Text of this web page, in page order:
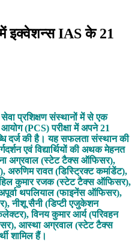
में इक्वेशन्स IAS के 21
प्रशिक्षण संस्थानों में से एक
(PCS) परीक्षा में अपने 21
दर्ज की है। यह सफलता संस्थान की
एवं विद्यार्थियों की अथक मेहनत
अग्रवाल (स्टेट टैक्स ऑफिसर),
रावत (डिस्ट्रिक्ट कमांडेंट),
कुमार रजक (स्टेट टैक्स ऑफिसर),
थपलियाल (फाइनेंस ऑफिसर),
नीशू सैनी (डिप्टी एजुकेशन
विनय कुमार आर्य (परिवहन
आस्था अग्रवाल (स्टेट टैक्स
शामिल हैं।